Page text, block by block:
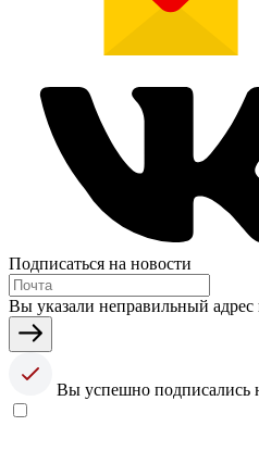
Подписаться на новости
Вы указали неправильный
Вы успешно подписались